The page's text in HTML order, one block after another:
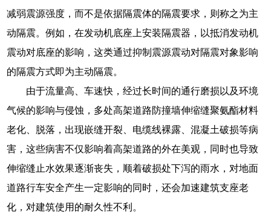
减弱震源强度，而不是依据隔震体的隔震要求，则称之为主
动隔震。例如，在发动机底座上安装隔震器，以抵消发动机
震动对底座的影响，这类通过抑制震源震动对隔震对象影响
的隔震方式即为主动隔震。
由于流量高、车速快，经过长时间的通行磨损以及环境
气候的影响与侵蚀，多处高架道路防撞墙伸缩缝聚氨酯材料
老化、脱落，出现嵌缝开裂、电缆线裸露、混凝土破损等病
害，这些病害不仅影响着高架道路的外在美观，同时也导致
伸缩缝止水效果逐渐丧失，顺着破损处下泻的雨水，对地面
道路行车安全产生一定影响的同时，还会加速建筑支座老
化，对建筑使用的耐久性不利。